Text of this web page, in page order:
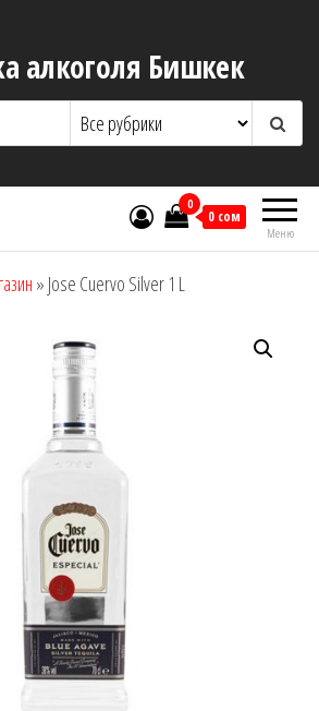
алкоголя Бишкек
Меню
0
0 сом
» Jose Cuervo Silver 1 L